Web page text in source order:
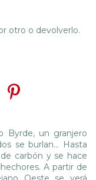
otro o devolverlo.
Byrde, un granjero
se burlan... Hasta
carbón y se hace
A partir de